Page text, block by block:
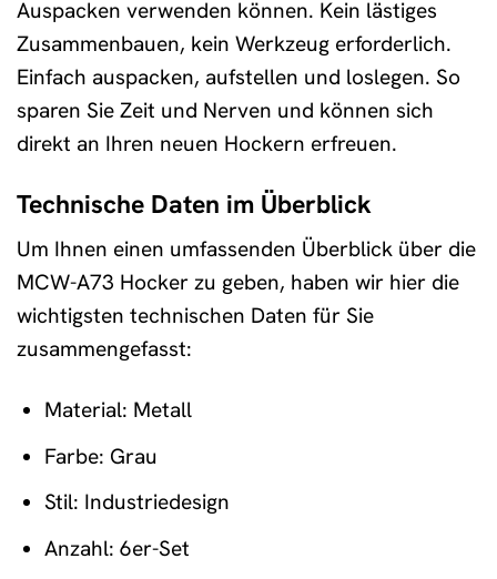
Auspacken verwenden können. Kein lästiges
Zusammenbauen, kein Werkzeug erforderlich.
Einfach auspacken, aufstellen und loslegen. So
sparen Sie Zeit und Nerven und können sich
direkt an Ihren neuen Hockern erfreuen.
Technische Daten im Überblick
Um Ihnen einen umfassenden Überblick über die
MCW-A73 Hocker zu geben, haben wir hier die
wichtigsten technischen Daten für Sie
zusammengefasst:
Material: Metall
Farbe: Grau
Stil: Industriedesign
Anzahl: 6er-Set